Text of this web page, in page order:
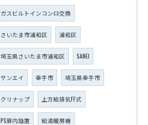
ガスビルトインコンロ交換
さいたま市浦和区 浦和区
埼玉県さいたま市浦和区 SANEI
サンエイ 幸手市 埼玉県幸手市
クリナップ 上方給排気FF式
PS扉内設置 給湯暖房機